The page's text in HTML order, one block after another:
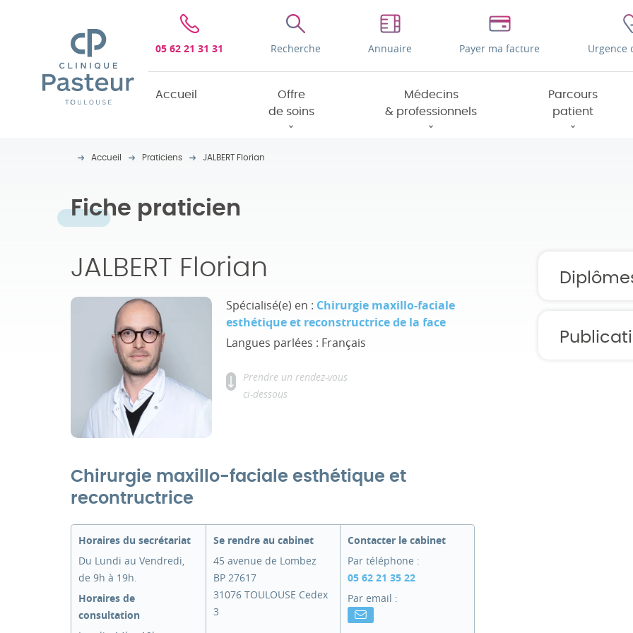
Clinique Pasteur
05 62 21 31 31 Recherche Annuaire Payer ma facture Urgence
Accueil
Offre
de soins
Médecins
& professionnels
Parcours
patient
Accueil Praticiens JALBERT Florian
Fiche praticien
JALBERT Florian
Spécialisé(e) en : Chirurgie maxillo-faciale
esthétique et reconstructrice de la face
Langues parlées : Français
Prendre un rendez-vous
ci-dessous
Chirurgie maxillo-faciale esthétique et
recontructrice
Horaires du secrétariat
Du Lundi au Vendredi,
de 9h à 19h.
Horaires de
consultation
Se rendre au cabinet
45 avenue de Lombez
BP 27617
31076 TOULOUSE Cedex
3
Contacter le cabinet
Par téléphone :
05 62 21 35 22
Par email :